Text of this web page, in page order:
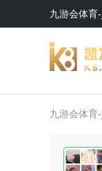
九游会体育
九游会体育